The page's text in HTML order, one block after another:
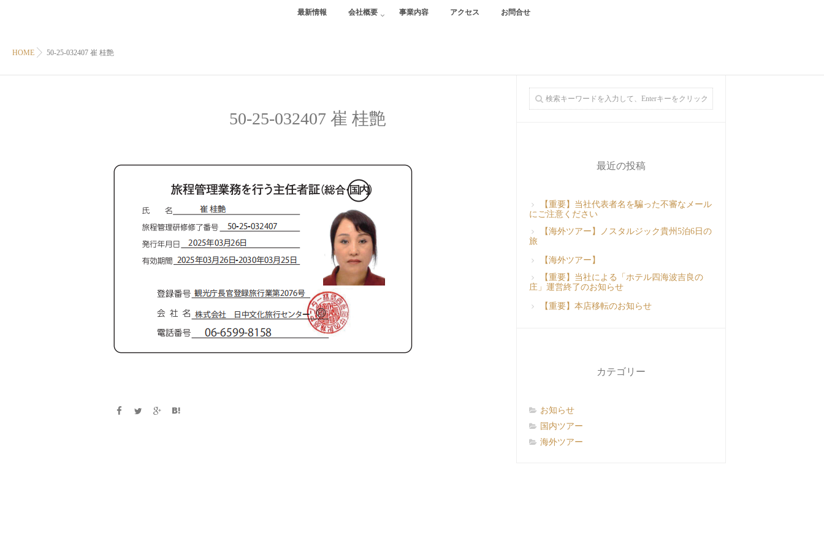
最新情報 会社概要 事業内容 アクセス お問合せ
HOME 50-25-032407 崔 桂艶
50-25-032407 崔 桂艶
最近の投稿
【重要】当社代表者名を騙った不審なメール
にご注意ください
【海外ツアー】ノスタルジック貴州5泊6日の
旅
【海外ツアー】
【重要】当社による「ホテル四海波吉良の
庄」運営終了のお知らせ
【重要】本店移転のお知らせ
カテゴリー
お知らせ
国内ツアー
海外ツアー